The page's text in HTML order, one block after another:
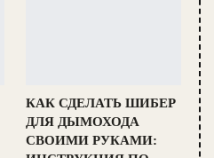
КАК СДЕЛАТЬ ШИБЕР
ДЛЯ ДЫМОХОДА
СВОИМИ РУКАМИ: